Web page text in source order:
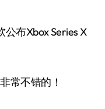
常不错的！